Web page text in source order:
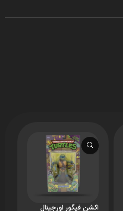
اکشن فیگور اورجینال